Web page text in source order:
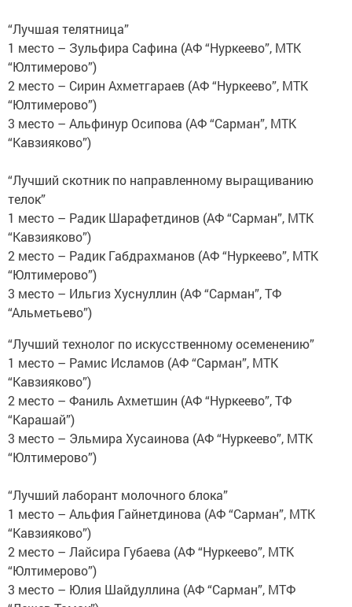
“Лучшая телятница”
1 место – Зульфира Сафина (АФ “Нуркеево”, МТК
“Юлтимерово”)
2 место – Сирин Ахметгараев (АФ “Нуркеево”, МТК
“Юлтимерово”)
3 место – Альфинур Осипова (АФ “Сарман”, МТК
“Кавзияково”)
“Лучший скотник по направленному выращиванию
телок”
1 место – Радик Шарафетдинов (АФ “Сарман”, МТК
“Кавзияково”)
2 место – Радик Габдрахманов (АФ “Нуркеево”, МТК
“Юлтимерово”)
3 место – Ильгиз Хуснуллин (АФ “Сарман”, ТФ
“Альметьево”)
“Лучший технолог по искусственному осеменению”
1 место – Рамис Исламов (АФ “Сарман”, МТК
“Кавзияково”)
2 место – Фаниль Ахметшин (АФ “Нуркеево”, ТФ
“Карашай”)
3 место – Эльмира Хусаинова (АФ “Нуркеево”, МТК
“Юлтимерово”)
“Лучший лаборант молочного блока”
1 место – Альфия Гайнетдинова (АФ “Сарман”, МТК
“Кавзияково”)
2 место – Лайсира Губаева (АФ “Нуркеево”, МТК
“Юлтимерово”)
3 место – Юлия Шайдуллина (АФ “Сарман”, МТФ